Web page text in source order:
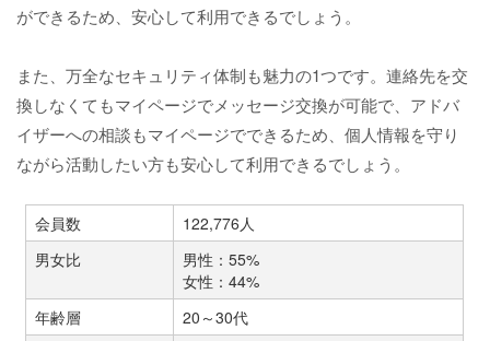
ができるため、安心して利用できるでしょう。
また、万全なセキュリティ体制も魅力の1つです。連絡先を交
換しなくてもマイページでメッセージ交換が可能で、アドバ
イザーへの相談もマイページでできるため、個人情報を守り
ながら活動したい方も安心して利用できるでしょう。
会員数
122,776人
男女比
男性：55%
女性：44%
年齢層
20～30代